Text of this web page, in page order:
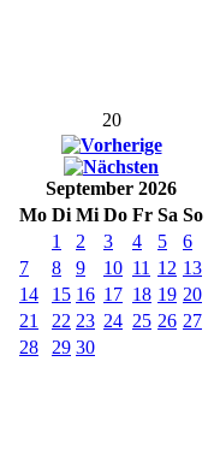
20
September 2026
Mo Di Mi Do Fr Sa So
1
2 3 4 5
6
7
8 9 10 11 12 13
14
15 16 17 18 19 20
21
22 23 24 25 26 27
28
29 30